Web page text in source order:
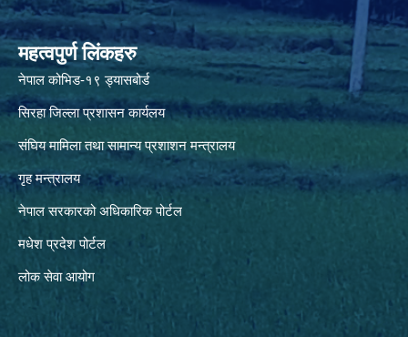
महत्वपुर्ण लिंकहरु
नेपाल कोभिड-१९ ड्यासबोर्ड
सिरहा जिल्ला प्रशासन कार्यलय
संघिय मामिला तथा सामान्य प्रशाशन मन्त्रालय
गृह मन्त्रालय
नेपाल सरकारको अधिकारिक पोर्टल
मधेश प्रदेश पोर्टल
लोक सेवा आयोग